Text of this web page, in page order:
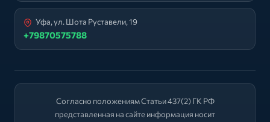
Уфа, ул. Шота Руставели, 19
+79870575788
Согласно положениям Статьи 437(2) ГК РФ
представленная на сайте информация носит